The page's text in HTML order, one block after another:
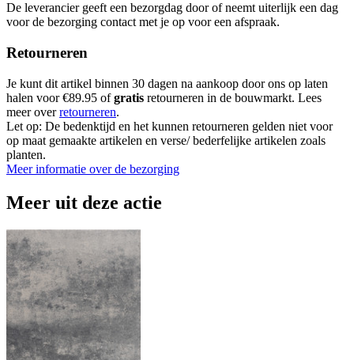
De leverancier geeft een bezorgdag door of neemt uiterlijk een dag
voor de bezorging contact met je op voor een afspraak.
Retourneren
Je kunt dit artikel binnen 30 dagen na aankoop door ons op laten
halen voor €89.95 ofgratis retourneren in de bouwmarkt. Lees
meer overretourneren.
Let op: De bedenktijd en het kunnen retourneren gelden niet voor
op maat gemaakte artikelen en verse/ bederfelijke artikelen zoals
planten.
Meer informatie over de bezorging
Meer uit deze actie